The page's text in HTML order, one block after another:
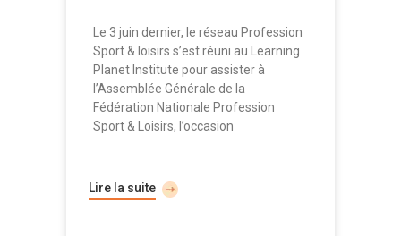
Le 3 juin dernier, le réseau Profession
Sport & loisirs s’est réuni au Learning
Planet Institute pour assister à
l’Assemblée Générale de la
Fédération Nationale Profession
Sport & Loisirs, l’occasion
Lire la suite